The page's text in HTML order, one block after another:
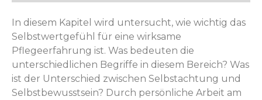
In diesem Kapitel wird untersucht, wie wichtig das
Selbstwertgefühl für eine wirksame
Pflegeerfahrung ist. Was bedeuten die
unterschiedlichen Begriffe in diesem Bereich? Was
ist der Unterschied zwischen Selbstachtung und
Selbstbewusstsein? Durch persönliche Arbeit am